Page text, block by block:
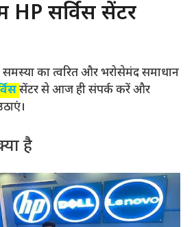
HP सर्विस सेंटर
का त्वरित और भरोसेमंद समाधान
सेंटर से आज ही संपर्क करें और
है